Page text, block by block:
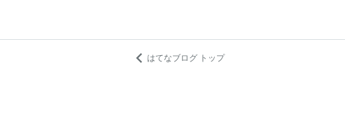
はてなブログ トップ